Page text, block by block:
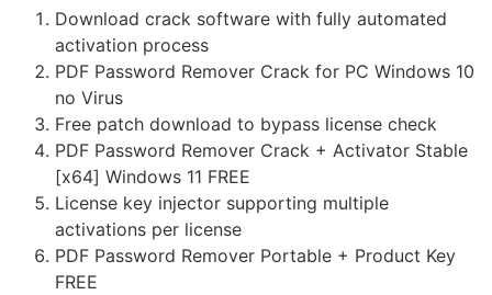
Download crack software with fully automated
activation process
PDF Password Remover Crack for PC Windows 10
no Virus
Free patch download to bypass license check
PDF Password Remover Crack + Activator Stable
[x64] Windows 11 FREE
License key injector supporting multiple
activations per license
PDF Password Remover Portable + Product Key
FREE